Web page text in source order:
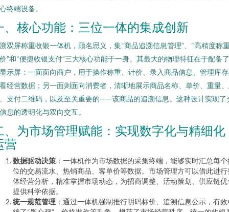
终端设备。
、核心功能：三位一体的集成创新
双屏称重收银一体机，顾名思义，集“商品追溯信息管理”、“高精度称
”和“便捷收银支付”三大核心功能于一身。其最大的物理特征在于配备
示屏：一面面向商户，用于操作称重、计价、录入商品信息、管理库
经营数据；另一面则面向消费者，清晰地展示商品名称、单价、重量
支付二维码，以及至关重要的——该商品的追溯信息。这种设计实现了
息的透明化与双向交互。
、为市场管理赋能：实现数字化与精细化
营
数据驱动决策 ：一体机作为市场数据的采集终端，能够实时汇总每个
位的交易流水、热销商品、客单价等数据。市场管理方可以借此进行
体经营分析，精准掌握市场动态，为招商调整、活动策划、供应链优
提供科学依据。
统一规范管理 ：通过一体机强制推行明码标价、追溯信息公示，有效